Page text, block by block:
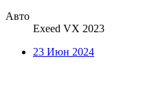
Авто
Exeed VX 2023
23 Июн 2024